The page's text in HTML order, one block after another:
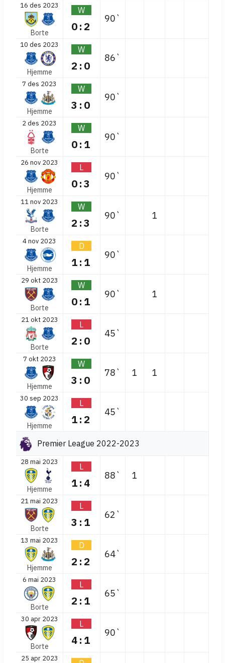
16 des 2023
Borte
W
0:2
90`
10 des 2023
Hjemme
W
2:0
86`
7 des 2023
Hjemme
W
3:0
90`
2 des 2023
Borte
W
0:1
90`
26 nov 2023
Hjemme
L
0:3
90`
11 nov 2023
Borte
W
2:3
90` 1
4 nov 2023
Hjemme
D
1:1
90`
29 okt 2023
Borte
W
0:1
90` 1
21 okt 2023
Borte
L
2:0
45`
7 okt 2023
Hjemme
W
3:0
78` 1 1
30 sep 2023
Hjemme
L
1:2
45`
Premier League 2022-2023
28 mai 2023
Hjemme
L
1:4
88` 1
21 mai 2023
Borte
L
3:1
62`
13 mai 2023
Hjemme
D
2:2
64`
6 mai 2023
Borte
L
2:1
65`
30 apr 2023
Borte
L
4:1
90`
25 apr 2023